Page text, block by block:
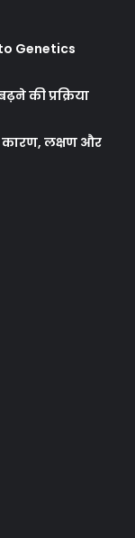
Genetics
की प्रक्रिया
कारण, लक्षण और